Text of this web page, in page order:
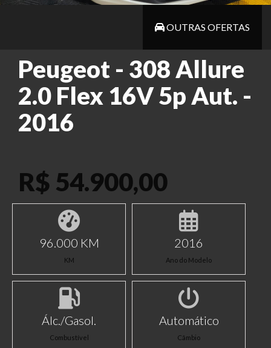
OUTRAS OFERTAS
Peugeot - 308 Allure
2.0 Flex 16V 5p Aut. -
2016
R$ 54.900,00
96.000 KM
KM
2016
Ano do Modelo
Álc./Gasol.
Combustível
Automático
Câmbio